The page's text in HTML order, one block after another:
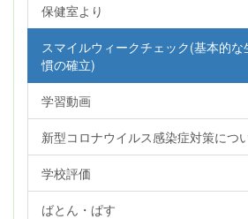
保健室より
スマイルウィークチェック(基本的な
慣の確立)
学習動画
新型コロナウイルス感染症対策につ
学校評価
ばとん・ぱす